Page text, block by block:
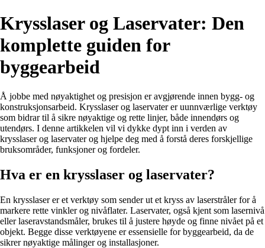
Krysslaser og Laservater: Den
komplette guiden for
byggearbeid
Å jobbe med nøyaktighet og presisjon er avgjørende innen bygg- og
konstruksjonsarbeid. Krysslaser og laservater er uunnværlige verktøy
som bidrar til å sikre nøyaktige og rette linjer, både innendørs og
utendørs. I denne artikkelen vil vi dykke dypt inn i verden av
krysslaser og laservater og hjelpe deg med å forstå deres forskjellige
bruksområder, funksjoner og fordeler.
Hva er en krysslaser og laservater?
En krysslaser er et verktøy som sender ut et kryss av laserstråler for å
markere rette vinkler og nivåflater. Laservater, også kjent som lasernivå
eller laseravstandsmåler, brukes til å justere høyde og finne nivået på et
objekt. Begge disse verktøyene er essensielle for byggearbeid, da de
sikrer nøyaktige målinger og installasjoner.